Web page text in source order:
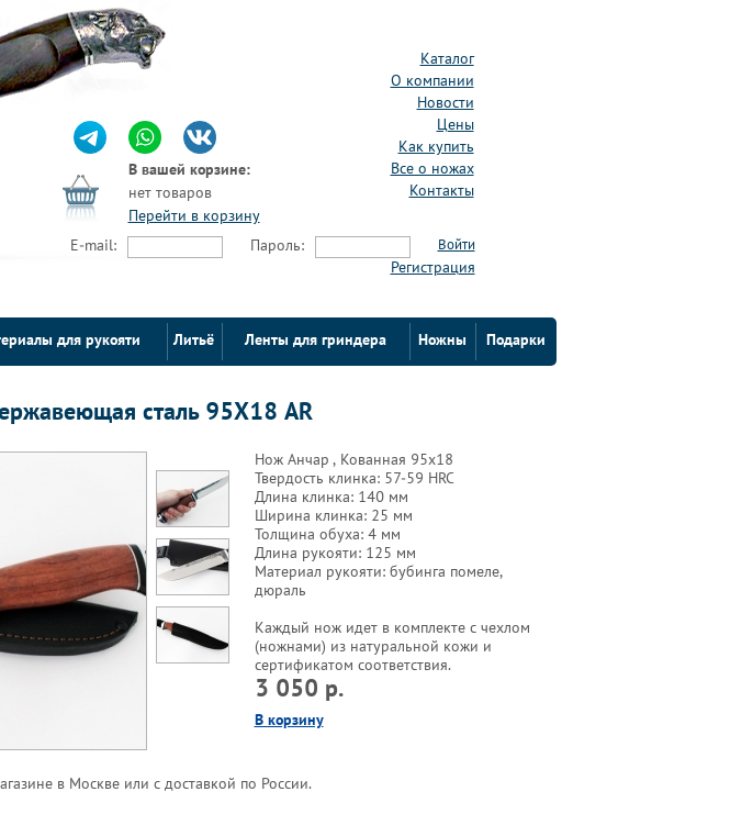
Каталог
О компании
Новости
Цены
Как купить
Все о ножах
Контакты
В вашей корзине:
нет товаров
Перейти в корзину
E-mail: Пароль: Войти
Регистрация
для рукояти Литьё Ленты для гриндера Ножны Подарки
сталь 95Х18 AR
Нож Анчар , Кованная 95х18
Твердость клинка: 57-59 HRC
Длина клинка: 140 мм
Ширина клинка: 25 мм
Толщина обуха: 4 мм
Длина рукояти: 125 мм
Материал рукояти: бубинга помеле,
дюраль
Каждый нож идет в комплекте с чехлом
(ножнами) из натуральной кожи и
сертификатом соответствия.
3 050 р.
В корзину
в Москве или с доставкой по России.